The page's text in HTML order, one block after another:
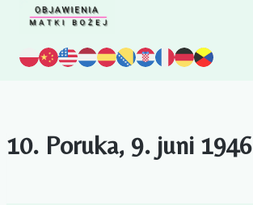
Preskoči
sadržaj
10. Poruka, 9. juni 1946